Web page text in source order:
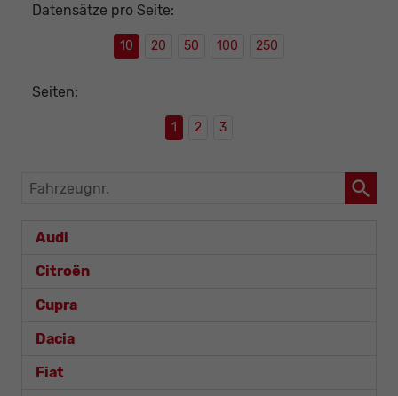
Datensätze pro Seite:
10 20 50 100 250
Seiten:
1 2 3
Fahrzeugnr.
Audi
Citroën
Cupra
Dacia
Fiat